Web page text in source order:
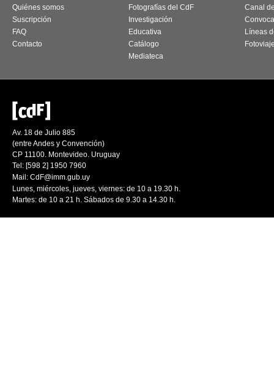
Quiénes somos
Suscripción
FAQ
Contacto
Fotografías del CdF
Investigación
Educativa
Catálogo
Mediateca
Canal
Líneas
Av. 18 de Julio 885
(entre Andes y Convención)
CP 11100. Montevideo. Uruguay
Tel: [598 2] 1950 7960
Mail: CdF@imm.gub.uy
Lunes, miércoles, jueves, viernes: de 10 a 19.30 h.
Martes: de 10 a 21 h. Sábados de 9.30 a 14.30 h.